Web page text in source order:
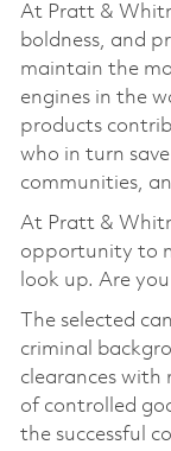
At Pratt &
boldness, and
maintain the
engines in the
products
who in turn
communities,
At Pratt &
opportunity to
look up. Are
The selected
criminal
clearances
of controlled
the successful